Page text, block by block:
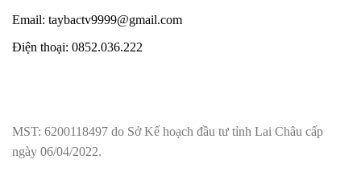
Email: taybactv9999@gmail.com
Điện thoại: 0852.036.222
MST: 6200118497 do Sở Kế hoạch đầu tư tỉnh Lai Châu cấp
ngày 06/04/2022.